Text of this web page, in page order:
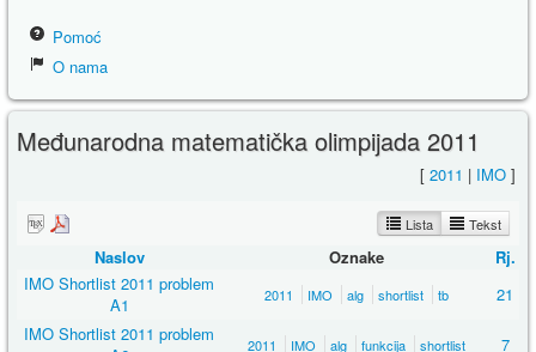
Pomoć
O nama
Međunarodna matematička olimpijada 2011
[ 2011 | IMO ]
Lista Tekst
Naslov Oznake
Rj.
IMO Shortlist 2011 problem
A1
2011 IMO alg shortlist tb
21
IMO Shortlist 2011 problem
2011 IMO alg funkcija shortlist 7